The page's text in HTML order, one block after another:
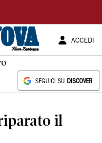
ACCEDI
SEGUICI SU DISCOVER
il